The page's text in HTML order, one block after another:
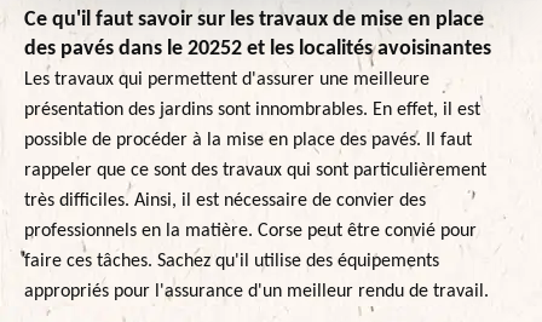
Ce qu'il faut savoir sur les travaux de mise en place
des pavés dans le 20252 et les localités avoisinantes
Les travaux qui permettent d'assurer une meilleure
présentation des jardins sont innombrables. En effet, il est
possible de procéder à la mise en place des pavés. Il faut
rappeler que ce sont des travaux qui sont particulièrement
très difficiles. Ainsi, il est nécessaire de convier des
professionnels en la matière. Corse peut être convié pour
faire ces tâches. Sachez qu'il utilise des équipements
appropriés pour l'assurance d'un meilleur rendu de travail.